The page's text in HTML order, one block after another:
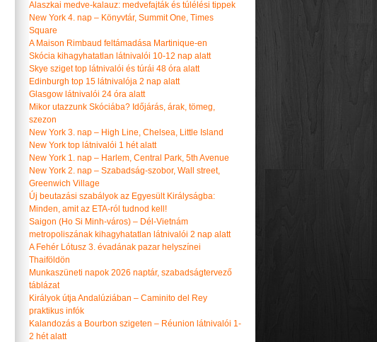
Alaszkai medve-kalauz: medvefajták és túlélési tippek
New York 4. nap – Könyvtár, Summit One, Times
Square
A Maison Rimbaud feltámadása Martinique-en
Skócia kihagyhatatlan látnivalói 10-12 nap alatt
Skye sziget top látnivalói és túrái 48 óra alatt
Edinburgh top 15 látnivalója 2 nap alatt
Glasgow látnivalói 24 óra alatt
Mikor utazzunk Skóciába? Időjárás, árak, tömeg,
szezon
New York 3. nap – High Line, Chelsea, Little Island
New York top látnivalói 1 hét alatt
New York 1. nap – Harlem, Central Park, 5th Avenue
New York 2. nap – Szabadság-szobor, Wall street,
Greenwich Village
Új beutazási szabályok az Egyesült Királyságba:
Minden, amit az ETA-ról tudnod kell!
Saigon (Ho Si Minh-város) – Dél-Vietnám
metropoliszának kihagyhatatlan látnivalói 2 nap alatt
A Fehér Lótusz 3. évadának pazar helyszínei
Thaiföldön
Munkaszüneti napok 2026 naptár, szabadságtervező
táblázat
Királyok útja Andalúziában – Caminito del Rey
praktikus infók
Kalandozás a Bourbon szigeten – Réunion látnivalói 1-
2 hét alatt